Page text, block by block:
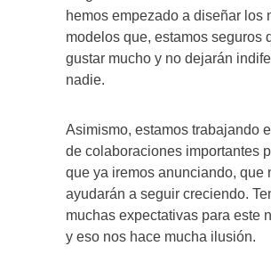
hemos empezado a diseñar los
modelos que, estamos seguros
gustar mucho y no dejarán
nadie.
Asimismo, estamos trabajando
de colaboraciones importantes
que ya iremos anunciando, que
ayudarán a seguir creciendo.
muchas expectativas para este
y eso nos hace mucha ilusión.